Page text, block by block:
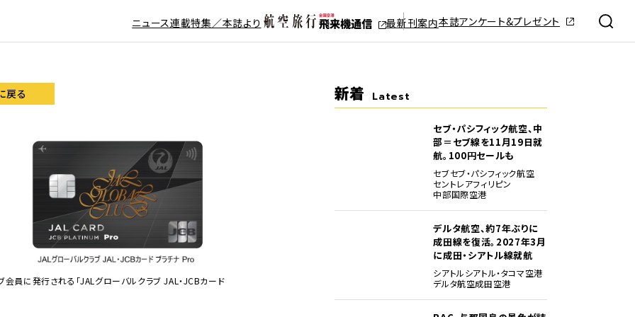
ニュース連載特集／本誌より 最新刊案内本誌アンケート&プレゼント
戻る
会員に発行される「JALグローバルクラブ JAL・JCBカード
新着 Latest
セブ・パシフィック航空、中
部＝セブ線を11月19日就
航。100円セールも
セブセブ・パシフィック航空
セントレアフィリピン
中部国際空港
デルタ航空、約7年ぶりに
成田線を復活。2027年3月
に成田・シアトル線就航
シアトルシアトル・タコマ空港
デルタ航空成田空港